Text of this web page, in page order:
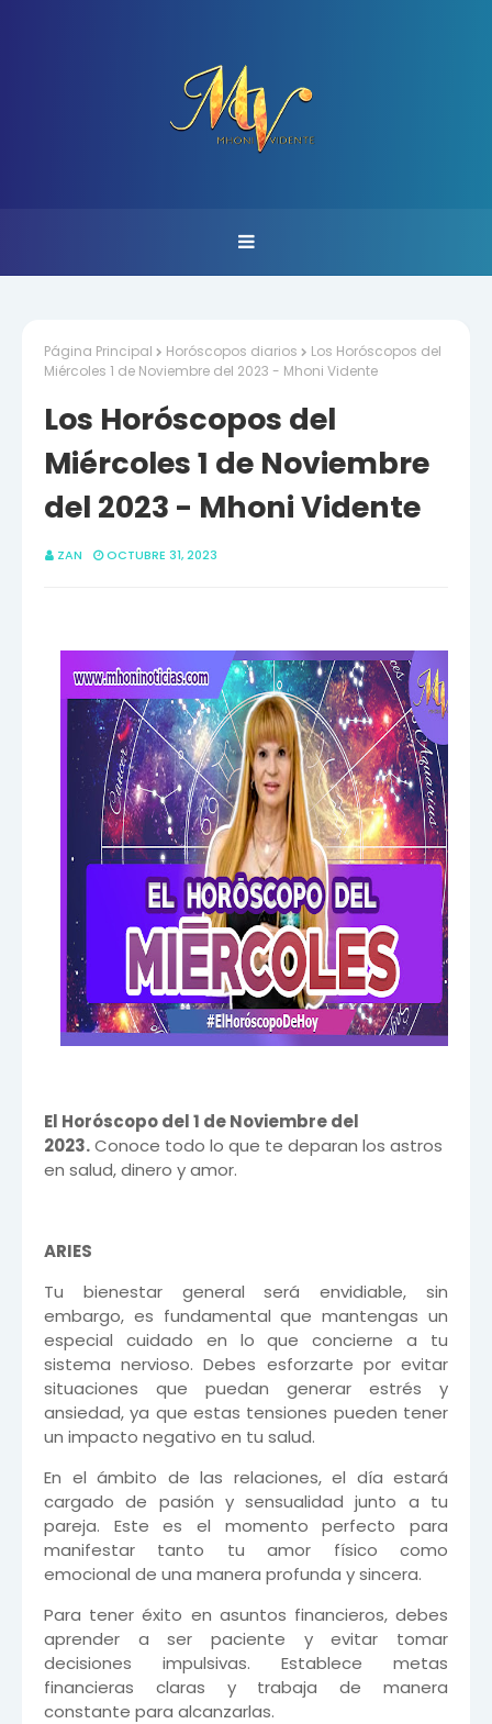
Página Principal Horóscopos diarios
Los Horóscopos del
Miércoles 1 de Noviembre del 2023 - Mhoni Vidente
Los Horóscopos del
Miércoles 1 de Noviembre
del 2023 - Mhoni Vidente
ZAN OCTUBRE 31, 2023
El Horóscopo del 1 de Noviembre del
2023.Conoce todo lo que te deparan los astros
en salud, dinero y amor.
ARIES
Tu bienestar general será envidiable, sin
embargo, es fundamental que mantengas un
especial cuidado en lo que concierne a tu
sistema nervioso. Debes esforzarte por evitar
situaciones que puedan generar estrés y
ansiedad, ya que estas tensiones pueden tener
un impacto negativo en tu salud.
En el ámbito de las relaciones, el día estará
cargado de pasión y sensualidad junto a tu
pareja. Este es el momento perfecto para
manifestar tanto tu amor físico como
emocional de una manera profunda y sincera.
Para tener éxito en asuntos financieros, debes
aprender a ser paciente y evitar tomar
decisiones impulsivas. Establece metas
financieras claras y trabaja de manera
constante para alcanzarlas.